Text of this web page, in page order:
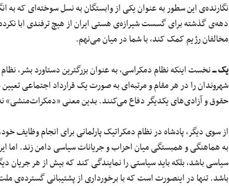
نگارنده‌ی این سطور به عنوان یکی از وابستگان به نسل سوخته‌ای که
دهه‌ی گذشته برای گسست شیرازه‌ی هستی ایران از هیچ ترفندی ابا
مخالفان رژیم کمک کند، با شما در میان می‌نهم.
یک ـــنخست اینکه نظام دمکراسی، به عنوان بزرگترین دستاورد بشر،
شهروندان را در هر مقام و مرتبه‌ای به صورت یک قرارداد اجتماعی
حقوق و آزادی‌های یکدیگر دفاع می‌کنند. بدین معنی «دمکرات‌منشی»
از سوی دیگر، پادشاه در نظام دمکراتیک پارلمانی برای انجام وظایف
به هماهنگی و همبستگی میان احزاب و جریانات سیاسی دامن زند.
سیاسی باشد، بلکه باید سیاستی را نمایندگی کند که بیش از هر
باشد. تنها در اینصورت است که با برخورداری از پشتیبانی گسترده‌ی